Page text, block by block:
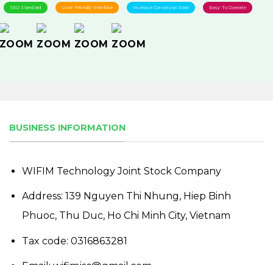
SEO Standard User-Friendly Interface Increase Conversion Rate Easy To Operate
BUSINESS INFORMATION
WIFIM Technology Joint Stock Company
Address: 139 Nguyen Thi Nhung, Hiep Binh
Phuoc, Thu Duc, Ho Chi Minh City, Vietnam
Tax code: 0316863281